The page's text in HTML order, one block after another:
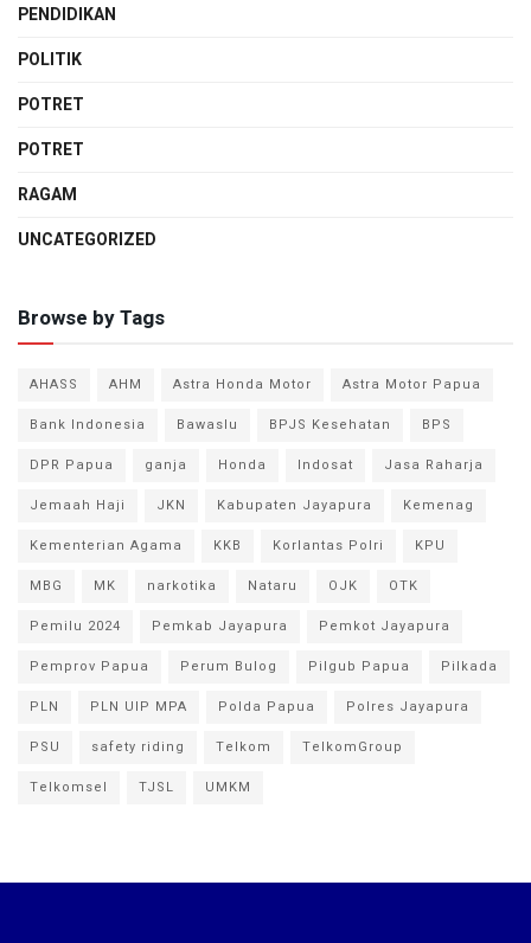
PENDIDIKAN
POLITIK
POTRET
POTRET
RAGAM
UNCATEGORIZED
Browse by Tags
AHASS AHM Astra Honda Motor
Astra Motor Papua
Bank Indonesia
Bawaslu BPJS Kesehatan
BPS
DPR Papua
ganja Honda Indosat
Jasa Raharja
Jemaah Haji
JKN Kabupaten Jayapura
Kemenag
Kementerian Agama
KKB Korlantas Polri
KPU
MBG
MK narkotika Nataru OJK
OTK
Pemilu 2024
Pemkab Jayapura
Pemkot Jayapura
Pemprov Papua
Perum Bulog Pilgub Papua
Pilkada
PLN
PLN UIP MPA Polda Papua
Polres Jayapura
PSU
safety riding Telkom
TelkomGroup
Telkomsel
TJSL UMKM